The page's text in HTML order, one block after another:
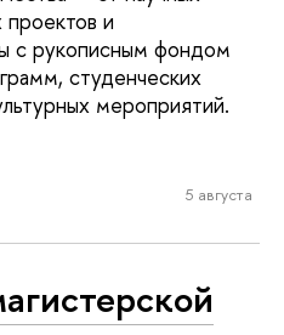
и
с рукописным фондом
студенческих
мероприятий.
5 августа